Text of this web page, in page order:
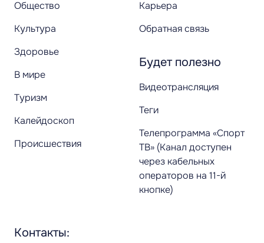
Общество
Культура
Здоровье
В мире
Туризм
Калейдоскоп
Происшествия
Карьера
Обратная связь
Будет полезно
Видеотрансляция
Теги
Телепрограмма «Спорт
ТВ» (Канал доступен
через кабельных
операторов на 11-й
кнопке)
Контакты: